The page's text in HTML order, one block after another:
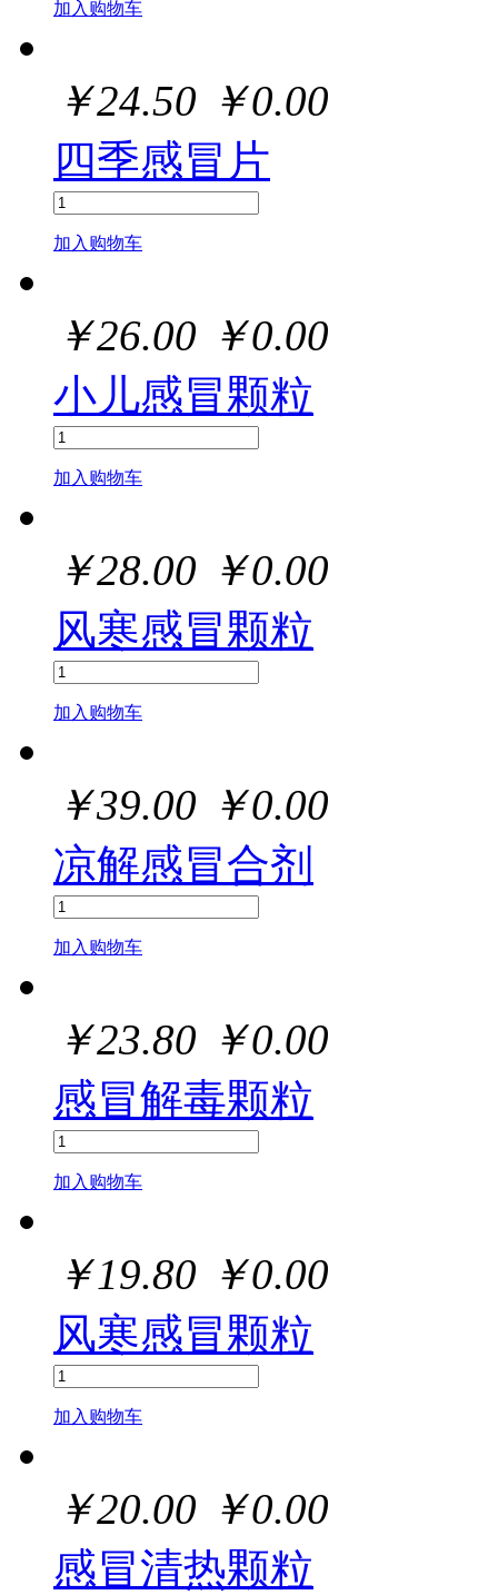
加入购物车
￥24.50 ￥0.00
四季感冒片
加入购物车
￥26.00 ￥0.00
小儿感冒颗粒
加入购物车
￥28.00 ￥0.00
风寒感冒颗粒
加入购物车
￥39.00 ￥0.00
凉解感冒合剂
加入购物车
￥23.80 ￥0.00
感冒解毒颗粒
加入购物车
￥19.80 ￥0.00
风寒感冒颗粒
加入购物车
￥20.00 ￥0.00
感冒清热颗粒